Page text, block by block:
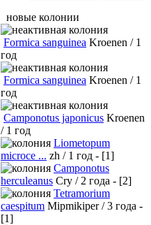
новые колонии
Formica sanguinea Kroenen / 1
год
Formica sanguinea Kroenen / 1
год
Camponotus japonicus Kroenen
/ 1 год
Liometopum
microce ... zh / 1 год - [1]
Camponotus
herculeanus Cry / 2 года - [2]
Tetramorium
caespitum Mipmikiper / 3 года -
[1]